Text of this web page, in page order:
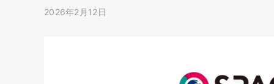
2026年2月12日